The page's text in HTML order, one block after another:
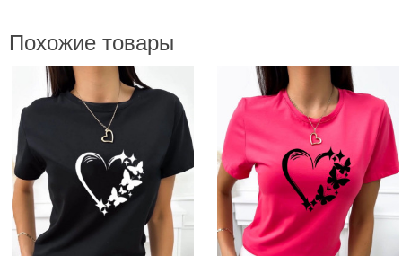
Похожие товары